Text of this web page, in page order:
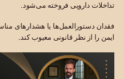
تداخلات دارویی فروخته می‌شود.
فقدان دستورالعمل‌ها یا هشدارهای
ایمن را از نظر قانونی معیوب کند.